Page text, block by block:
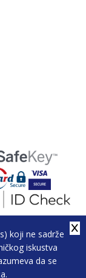
koji ne sadrže
iskustva
da se
DOO
MB: